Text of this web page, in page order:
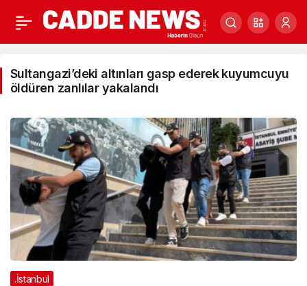
altınları
gasp
ederek
kuyumcuyu
öldüren
zanlılar
yakalandı
Haberleri
Sultangazi’deki altınları gasp ederek kuyumcuyu
öldüren zanlılar yakalandı
.İstanbul